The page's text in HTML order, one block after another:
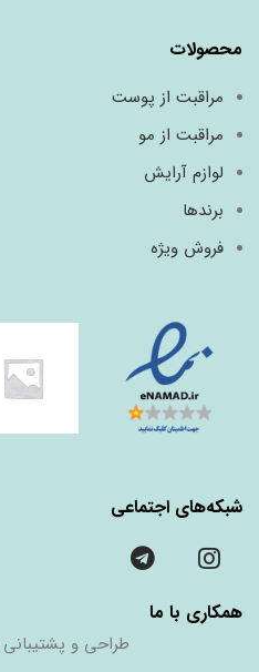
شبکه‌های اجتماعی
همکاری با ما
محصولات
مراقبت از پوست
مراقبت از مو
لوازم آرایش
برندها
فروش ویژه
طراحی و